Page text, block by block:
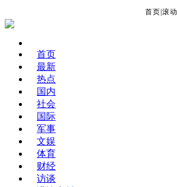
首页 滚动
首页
最新
热点
国内
社会
国际
军事
文娱
体育
财经
访谈